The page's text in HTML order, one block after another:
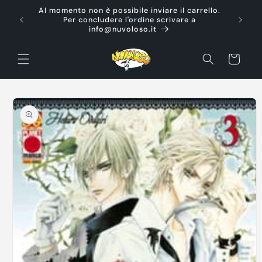
direttamente
ai contenuti
Al momento non è possibile inviare il carrello.
Per concludere l'ordine scrivare a
info@nuvoloso.it
Carrello
Passa alle
informazioni
sul prodotto